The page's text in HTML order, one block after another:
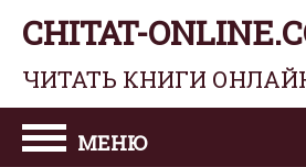
CHITAT-
ЧИТАТЬ КНИГИ
МЕНЮ